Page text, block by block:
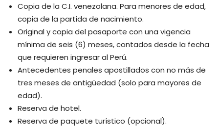
Copia de la C.I. venezolana. Para menores de edad,
copia de la partida de nacimiento.
Original y copia del pasaporte con una vigencia
mínima de seis (6) meses, contados desde la fecha
que requieren ingresar al Perú.
Antecedentes penales apostillados con no más de
tres meses de antigüedad (solo para mayores de
edad).
Reserva de hotel.
Reserva de paquete turístico (opcional).